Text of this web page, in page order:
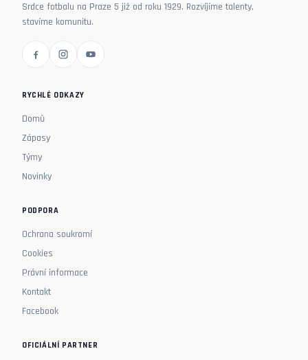
Srdce fotbalu na Praze 5 již od roku 1929. Rozvíjíme talenty,
stavíme komunitu.
RYCHLÉ ODKAZY
Domů
Zápasy
Týmy
Novinky
PODPORA
Ochrana soukromí
Cookies
Právní informace
Kontakt
Facebook
OFICIÁLNÍ PARTNER